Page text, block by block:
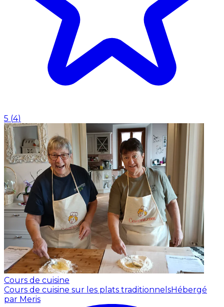
5 (4)
Cours de cuisine
Cours de cuisine sur les plats traditionnelsHébergé
par Meris